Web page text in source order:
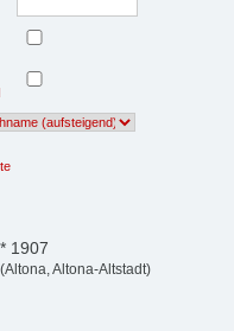
1907
Altona-Altstadt)